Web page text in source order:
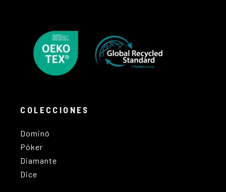
COLECCIONES
Dominó
Póker
Diamante
Dice